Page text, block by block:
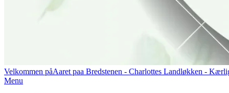
Velkommen påAaret paa Bredstenen - Charlottes Landløkken -
Primary
Menu